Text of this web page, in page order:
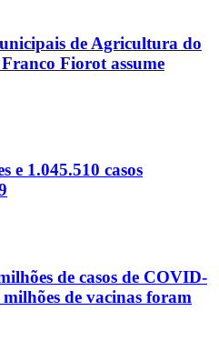
de Agricultura do
Fiorot assume
e 1.045.510 casos
de casos de COVID-
de vacinas foram